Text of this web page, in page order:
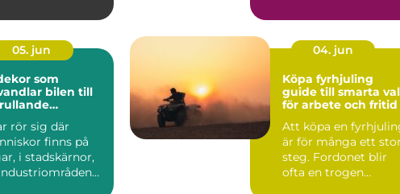
05. jun
som
bilen till
rör sig där
finns på
i stadskärnor,
04. jun
Köpa fyrhjuling
guide till smarta val
för arbete och fritid
Att köpa en
är för många ett
steg. Fordonet blir
ofta en trogen